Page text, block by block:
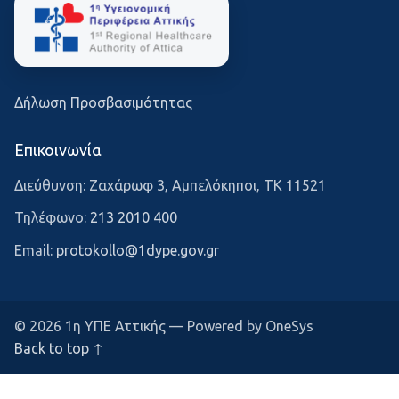
Δήλωση Προσβασιμότητας
Επικοινωνία
Διεύθυνση: Ζαχάρωφ 3, Αμπελόκηποι, ΤΚ 11521
Τηλέφωνο: 213 2010 400
Email: protokollo@1dype.gov.gr
© 2026 1η ΥΠΕ Αττικής — Powered by OneSys
Back to top ↑